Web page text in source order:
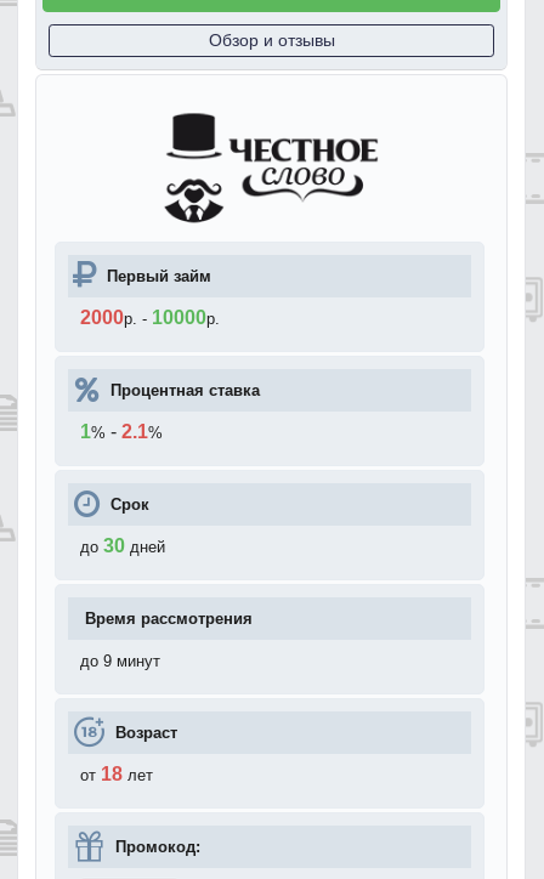
Обзор и отзывы
Первый займ
2000р. - 10000р.
Процентная ставка
1% - 2.1%
Срок
до 30 дней
Время рассмотрения
до 9 минут
Возраст
от 18 лет
Промокод: